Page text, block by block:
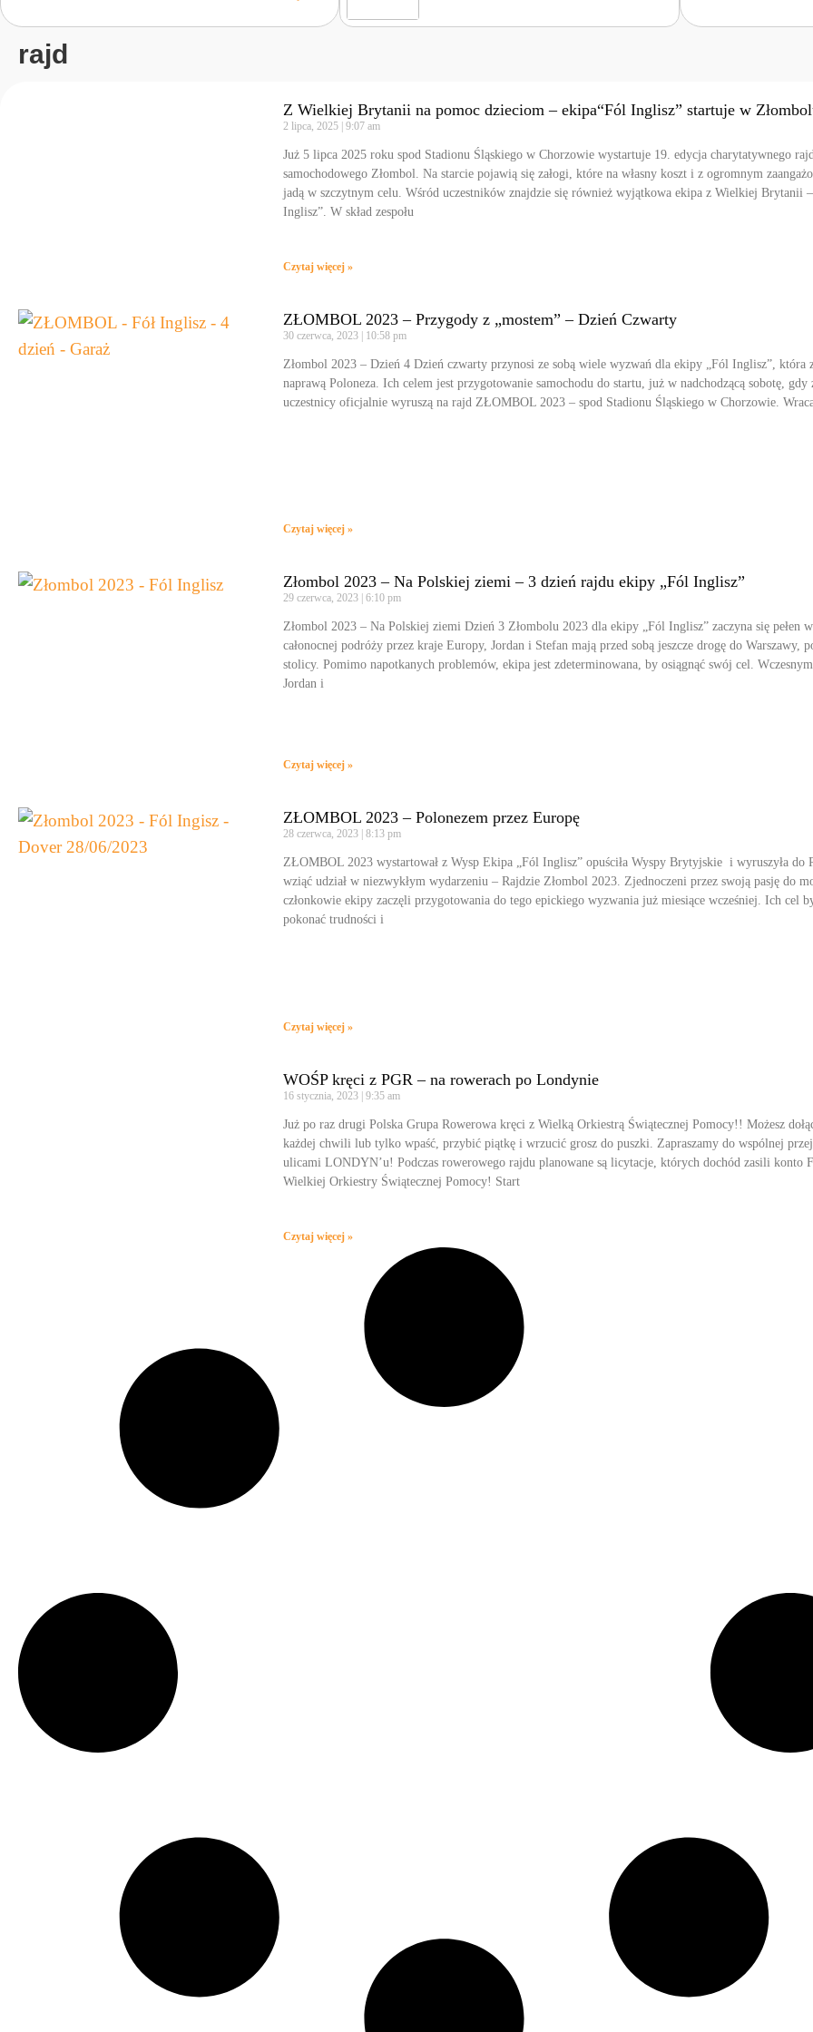
rajd
Z Wielkiej Brytanii na pomoc dzieciom – ekipa“Fól Inglisz” startuje w
2 lipca, 2025 9:07 am
Już 5 lipca 2025 roku spod Stadionu Śląskiego w Chorzowie wystartuje 19. edycja charytatywnego
samochodowego Złombol. Na starcie pojawią się załogi, które na własny koszt i z ogromnym
jadą w szczytnym celu. Wśród uczestników znajdzie się również wyjątkowa ekipa z Wielkiej Brytanii
Inglisz”. W skład zespołu
Czytaj więcej »
ZŁOMBOL 2023 – Przygody z „mostem” – Dzień Czwarty
30 czerwca, 2023 10:58 pm
Złombol 2023 – Dzień 4 Dzień czwarty przynosi ze sobą wiele wyzwań dla ekipy „Fól Inglisz”, która
naprawą Poloneza. Ich celem jest przygotowanie samochodu do startu, już w nadchodzącą sobotę, gdy
uczestnicy oficjalnie wyruszą na rajd ZŁOMBOL 2023 – spod Stadionu Śląskiego w Chorzowie.
Czytaj więcej »
Złombol 2023 – Na Polskiej ziemi – 3 dzień rajdu ekipy „Fól Inglisz”
29 czerwca, 2023 6:10 pm
Złombol 2023 – Na Polskiej ziemi Dzień 3 Złombolu 2023 dla ekipy „Fól Inglisz” zaczyna się pełen
całonocnej podróży przez kraje Europy, Jordan i Stefan mają przed sobą jeszcze drogę do Warszawy,
stolicy. Pomimo napotkanych problemów, ekipa jest zdeterminowana, by osiągnąć swój cel.
Jordan i
Czytaj więcej »
ZŁOMBOL 2023 – Polonezem przez Europę
28 czerwca, 2023 8:13 pm
ZŁOMBOL 2023 wystartował z Wysp Ekipa „Fól Inglisz” opuściła Wyspy Brytyjskie i wyruszyła do
wziąć udział w niezwykłym wydarzeniu – Rajdzie Złombol 2023. Zjednoczeni przez swoją pasję do
członkowie ekipy zaczęli przygotowania do tego epickiego wyzwania już miesiące wcześniej. Ich cel
pokonać trudności i
Czytaj więcej »
WOŚP kręci z PGR – na rowerach po Londynie
16 stycznia, 2023 9:35 am
Już po raz drugi Polska Grupa Rowerowa kręci z Wielką Orkiestrą Świątecznej Pomocy!! Możesz
każdej chwili lub tylko wpaść, przybić piątkę i wrzucić grosz do puszki. Zapraszamy do wspólnej
ulicami LONDYN’u! Podczas rowerowego rajdu planowane są licytacje, których dochód zasili konto
Wielkiej Orkiestry Świątecznej Pomocy! Start
Czytaj więcej »